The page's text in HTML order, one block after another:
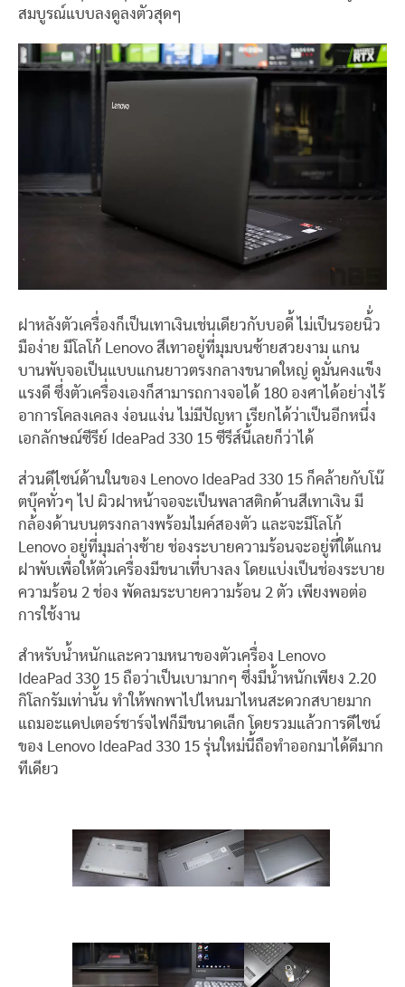
สมบูรณ์แบบลงดูลงตัวสุดๆ
ฝาหลังตัวเครื่องก็เป็นเทาเงินเช่นเดียวกับบอดี้ ไม่เป็นรอยนิ้่ว
มือง่าย มีโลโก้ Lenovo สีเทาอยู่ที่มุมบนซ้ายสวยงาม แกน
บานพับจอเป็นแบบแกนยาวตรงกลางขนาดใหญ่ ดูมั่นคงแข็ง
แรงดี ซึ่งตัวเครื่องเองก็สามารถกางจอได้ 180 องศาได้อย่างไร้
อาการโคลงเคลง ง่อนแง่น ไม่มีปัญหา เรียกได้ว่าเป็นอีกหนึ่ง
เอกลักษณ์ซีรีย์ IdeaPad 330 15 ซีรีส์นี้เลยก็ว่าได้
ส่วนดีไซน์ด้านในของ Lenovo IdeaPad 330 15 ก็คล้ายกับโน๊
ตบุ๊คทั่วๆ ไป ผิวฝาหน้าจอจะเป็นพลาสติกด้านสีเทาเงิน มี
กล้องด้านบนตรงกลางพร้อมไมค์สองตัว และจะมีโลโก้
Lenovo อยู่ที่มุมล่างซ้าย ช่องระบายความร้อนจะอยู่ที่ใต้แกน
ฝาพับเพื่อให้ตัวเครื่องมีขนาเที่บางลง โดยแบ่งเป็นช่องระบาย
ความร้อน 2 ช่อง พัดลมระบายความร้อน 2 ตัว เพียงพอต่อ
การใช้งาน
สำหรับน้ำหนักและความหนาของตัวเครื่อง Lenovo
IdeaPad 330 15 ถือว่าเป็นเบามากๆ ซึ่งมีน้ำหนักเพียง 2.20
กิโลกรัมเท่านั้น ทำให้พกพาไปไหนมาไหนสะดวกสบายมาก
แถมอะแดปเตอร์ชาร์จไฟก็มีขนาดเล็ก โดยรวมแล้วการดีไซน์
ของ Lenovo IdeaPad 330 15 รุ่นใหม่นี้ถือทำออกมาได้ดีมาก
ทีเดียว